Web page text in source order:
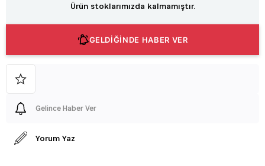
Ürün stoklarımızda kalmamıştır.
GELDİĞİNDE HABER VER
Gelince Haber Ver
Yorum Yaz